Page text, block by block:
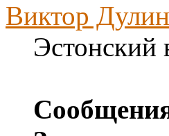
Виктор Дулин
Эстонский